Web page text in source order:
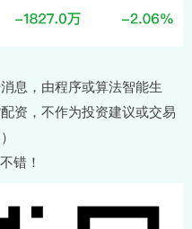
息，由程序或算法智能生
资，不作为投资建议或交易
错！